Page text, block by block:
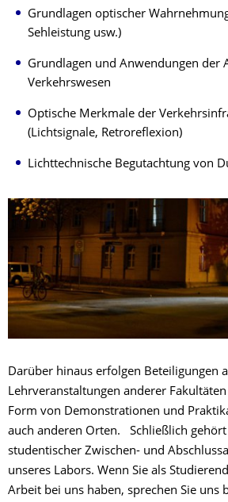
Grundlagen optischer
Sehleistung usw.)
Grundlagen und Anwendungen der
Verkehrswesen
Optische Merkmale der
(Lichtsignale, Retroreflexion)
Lichttechnische Begutachtung von
Darüber hinaus erfolgen Beteiligungen
Lehrveranstaltungen anderer
Form von Demonstrationen und
auch anderen Orten. Schließlich
studentischer Zwischen- und
unseres Labors. Wenn Sie als
Arbeit bei uns haben, sprechen Sie uns